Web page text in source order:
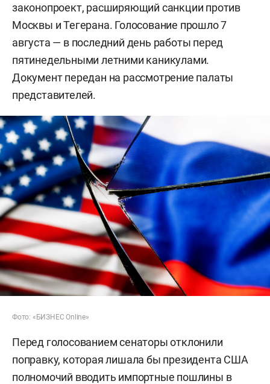
законопроект, расширяющий санкции против
Москвы и Тегерана. Голосование прошло 7
августа — в последний день работы перед
пятинедельными летними каникулами.
Документ передан на рассмотрение палаты
представителей.
Фото: «БИЗНЕС Online»
Перед голосованием сенаторы отклонили
поправку, которая лишала бы президента США
полномочий вводить импортные пошлины в